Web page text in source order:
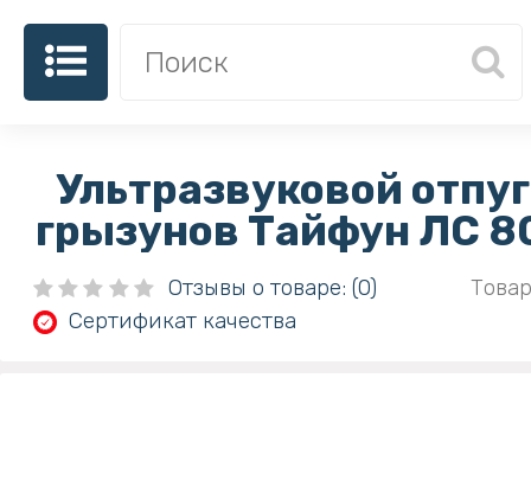
Ультразвуковой
грызунов Тайфун ЛС
Отзывы о товаре: (0)
Сертификат качества